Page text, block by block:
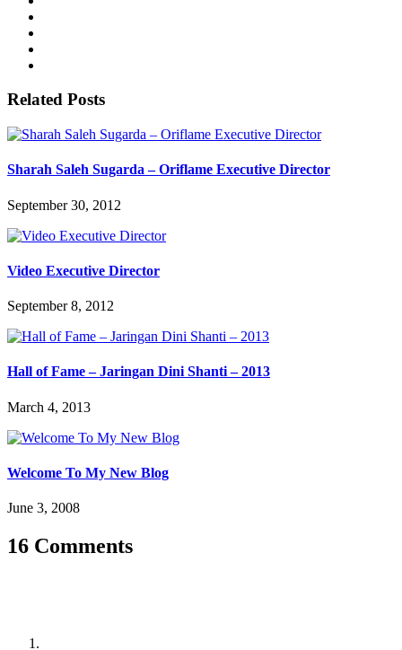
Related Posts
Sharah Saleh Sugarda – Oriflame Executive Director
September 30, 2012
Video Executive Director
September 8, 2012
Hall of Fame – Jaringan Dini Shanti – 2013
March 4, 2013
Welcome To My New Blog
June 3, 2008
16 Comments